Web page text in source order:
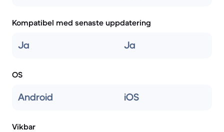
Kompatibel med senaste uppdatering
Ja Ja
OS
Android iOS
Vikbar